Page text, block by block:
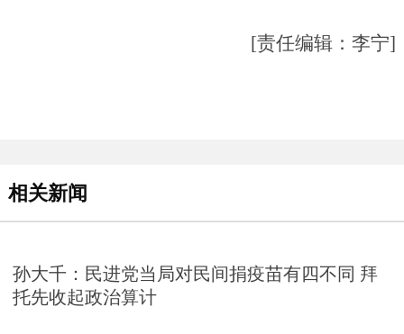
[责任编辑：李宁]
相关新闻
孙大千：民进党当局对民间捐疫苗有四不同 拜
托先收起政治算计